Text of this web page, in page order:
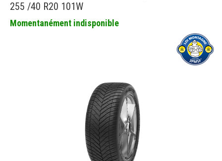
255 /40 R20 101W
Momentanément indisponible